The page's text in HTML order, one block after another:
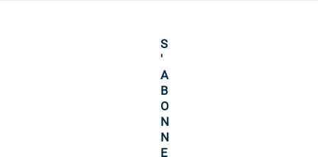
S
'
A
B
O
N
N
E